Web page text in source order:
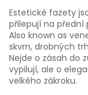
Estetické fazety
přilepují na přední
Also known as
skvrn, drobných
Nejde o zásah do
vypilují, ale o
velkého zákroku.